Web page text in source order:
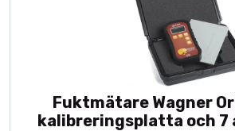
Fuktmätare Wagner
kalibreringsplatta och 7